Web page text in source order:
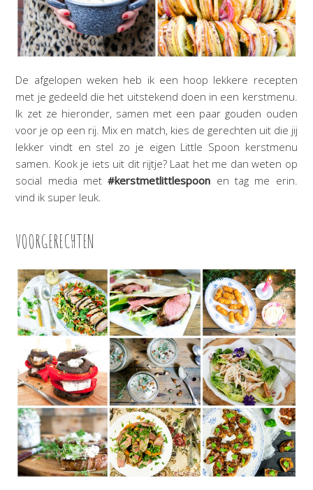
De afgelopen weken heb ik een hoop lekkere recepten
met je gedeeld die het uitstekend doen in een kerstmenu.
Ik zet ze hieronder, samen met een paar gouden ouden
voor je op een rij. Mix en match, kies de gerechten uit die jij
lekker vindt en stel zo je eigen Little Spoon kerstmenu
samen. Kook je iets uit dit rijtje? Laat het me dan weten op
social media met#kerstmetlittlespoon en tag me erin.
vind ik super leuk.
VOORGERECHTEN